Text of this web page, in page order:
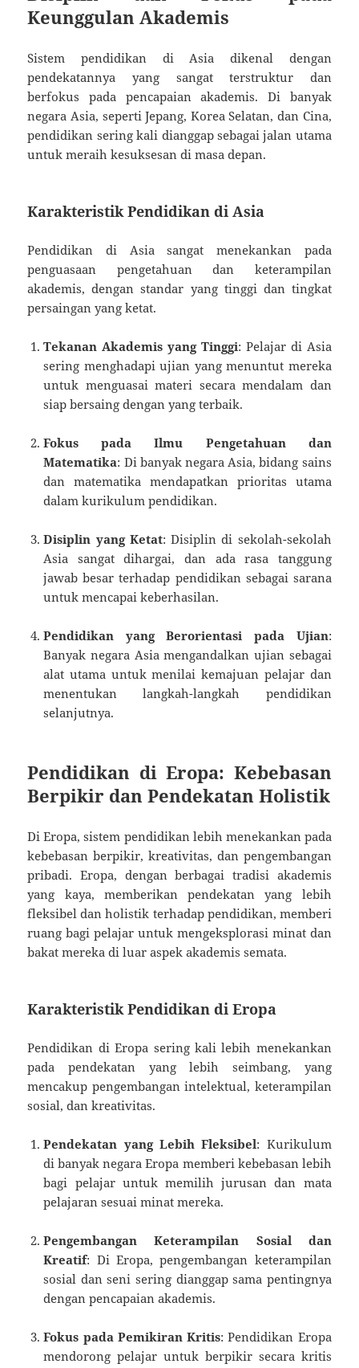
Keunggulan Akademis
Sistem pendidikan di Asia dikenal dengan
pendekatannya yang sangat terstruktur dan
berfokus pada pencapaian akademis. Di banyak
negara Asia, seperti Jepang, Korea Selatan, dan Cina,
pendidikan sering kali dianggap sebagai jalan utama
untuk meraih kesuksesan di masa depan.
Karakteristik Pendidikan di Asia
Pendidikan di Asia sangat menekankan pada
penguasaan pengetahuan dan keterampilan
akademis, dengan standar yang tinggi dan tingkat
persaingan yang ketat.
Tekanan Akademis yang Tinggi: Pelajar di Asia
sering menghadapi ujian yang menuntut mereka
untuk menguasai materi secara mendalam dan
siap bersaing dengan yang terbaik.
Fokus pada Ilmu Pengetahuan dan
Matematika: Di banyak negara Asia, bidang sains
dan matematika mendapatkan prioritas utama
dalam kurikulum pendidikan.
Disiplin yang Ketat: Disiplin di sekolah-sekolah
Asia sangat dihargai, dan ada rasa tanggung
jawab besar terhadap pendidikan sebagai sarana
untuk mencapai keberhasilan.
Pendidikan yang Berorientasi pada Ujian:
Banyak negara Asia mengandalkan ujian sebagai
alat utama untuk menilai kemajuan pelajar dan
menentukan langkah-langkah pendidikan
selanjutnya.
Pendidikan di Eropa: Kebebasan
Berpikir dan Pendekatan Holistik
Di Eropa, sistem pendidikan lebih menekankan pada
kebebasan berpikir, kreativitas, dan pengembangan
pribadi. Eropa, dengan berbagai tradisi akademis
yang kaya, memberikan pendekatan yang lebih
fleksibel dan holistik terhadap pendidikan, memberi
ruang bagi pelajar untuk mengeksplorasi minat dan
bakat mereka di luar aspek akademis semata.
Karakteristik Pendidikan di Eropa
Pendidikan di Eropa sering kali lebih menekankan
pada pendekatan yang lebih seimbang, yang
mencakup pengembangan intelektual, keterampilan
sosial, dan kreativitas.
Pendekatan yang Lebih Fleksibel: Kurikulum
di banyak negara Eropa memberi kebebasan lebih
bagi pelajar untuk memilih jurusan dan mata
pelajaran sesuai minat mereka.
Pengembangan Keterampilan Sosial dan
Kreatif: Di Eropa, pengembangan keterampilan
sosial dan seni sering dianggap sama pentingnya
dengan pencapaian akademis.
Fokus pada Pemikiran Kritis: Pendidikan Eropa
mendorong pelajar untuk berpikir secara kritis